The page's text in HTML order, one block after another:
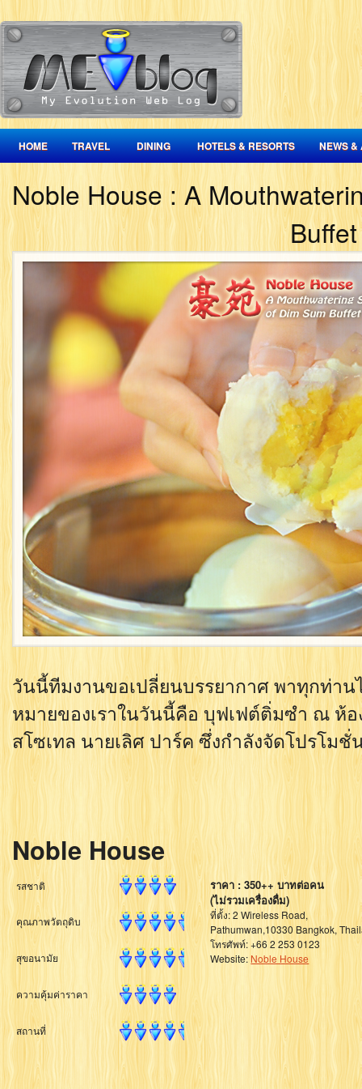
HOME TRAVEL DINING HOTELS & RESORTS NEWS &
Noble House : A
Buffet
วันนี้ทีมงานขอเปลี่ยนบรรยากาศ พาทุกท่า
หมายของเราในวันนี้คือ บุฟเฟต์ติ่มซำ ณ ห้อ
สโซเทล นายเลิศ ปาร์ค ซึ่งกำลังจัดโปรโม
Noble House
รสชาติ
ราคา : 350++ บาทต่อคน
(ไม่รวมเครื่องดื่ม)
ที่ตั้ง: 2 Wireless Road,
Pathumwan,10330 Bangkok,
โทรศัพท์: +66 2 253 0123
Website: Noble House
คุณภาพวัตถุดิบ
สุขอนามัย
ความคุ้มค่าราคา
สถานที่